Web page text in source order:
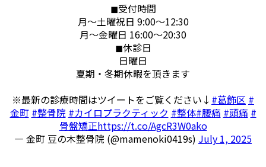
◼︎受付時間
月～土曜祝日 9:00～12:30
月～金曜日 16:00～20:30
◼︎休診日
日曜日
夏期・冬期休暇を頂きます
※最新の診療時間はツイートをご覧ください↓ #葛飾区 #
金町 #整骨院 #カイロプラクティック #整体#腰痛 #頭痛 #
骨盤矯正https://t.co/AgcR3W0ako
— 金町 豆の木整骨院 (@mamenoki0419s) July 1, 2025